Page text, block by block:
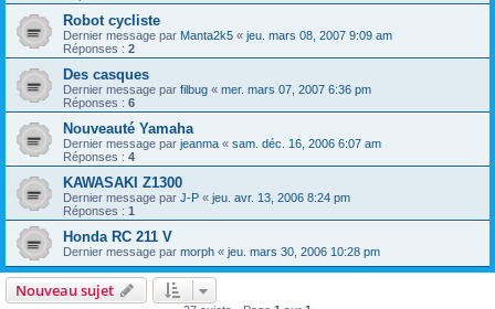
Robot cycliste
Dernier message par Manta2k5 « jeu. mars 08, 2007 9:09 am
Réponses : 2
Des casques
Dernier message par filbug « mer. mars 07, 2007 6:36 pm
Réponses : 6
Nouveauté Yamaha
Dernier message par jeanma « sam. déc. 16, 2006 6:07 am
Réponses : 4
KAWASAKI Z1300
Dernier message par J-P « jeu. avr. 13, 2006 8:24 pm
Réponses : 1
Honda RC 211 V
Dernier message par morph « jeu. mars 30, 2006 10:28 pm
Nouveau sujet